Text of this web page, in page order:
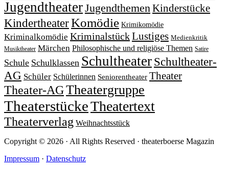
JugendtheaterJugendthemen Kinderstücke
KindertheaterKomödie Krimikomödie
Kriminalkomödie KriminalstückLustiges Medienkritik
Musiktheater Märchen Philosophische und religiöse Themen Satire
Schule Schulklassen Schultheater Schultheater-
AG Schüler Schülerinnen Seniorentheater Theater
Theater-AGTheatergruppe
TheaterstückeTheatertext
Theaterverlag Weihnachtsstück
Copyright © 2026 · All Rights Reserved · theaterboerse Magazin
Impressum · Datenschutz